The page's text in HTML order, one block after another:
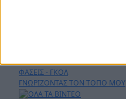
ΣΕΝΤΡΑ ΜΕ ΤΟΝ ΚΟΥΤΟΥΛΑ
ΦΑΣΕΙΣ - ΓΚΟΛ
ΓΝΩΡΙΖΟΝΤΑΣ ΤΟΝ ΤΟΠΟ ΜΟΥ